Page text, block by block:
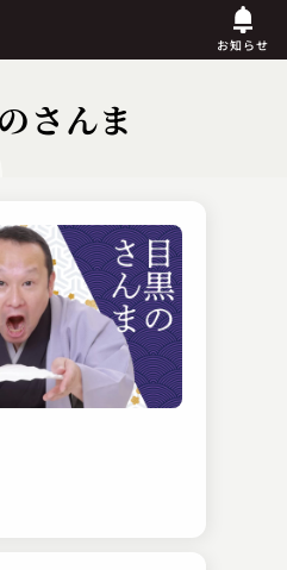
お知らせ
さんま